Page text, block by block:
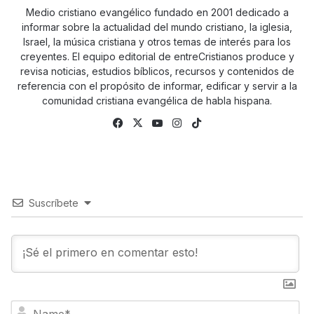
Medio cristiano evangélico fundado en 2001 dedicado a
informar sobre la actualidad del mundo cristiano, la iglesia,
Israel, la música cristiana y otros temas de interés para los
creyentes. El equipo editorial de entreCristianos produce y
revisa noticias, estudios bíblicos, recursos y contenidos de
referencia con el propósito de informar, edificar y servir a la
comunidad cristiana evangélica de habla hispana.
Facebook
X YouTubeInstagram
Suscríbete